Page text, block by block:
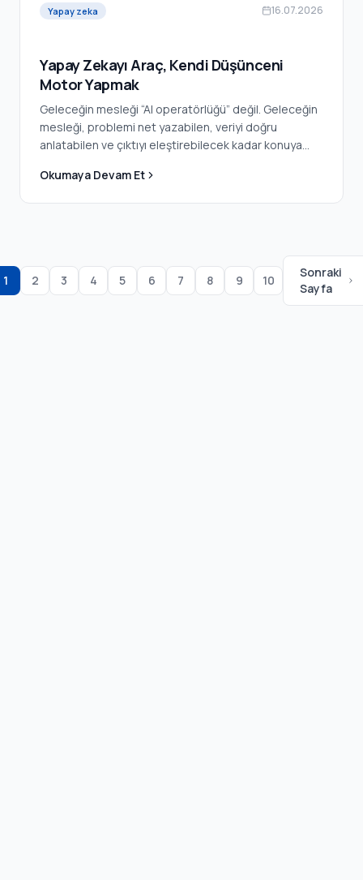
Yapay zeka 16.07.2026
Yapay Zekayı Araç, Kendi Düşünceni
Motor Yapmak
Geleceğin mesleği “AI operatörlüğü” değil. Geleceğin
mesleği, problemi net yazabilen, veriyi doğru
anlatabilen ve çıktıyı eleştirebilecek kadar konuya
Okumaya Devam Et
1 2 3 4 5 6 7 8 9 10
Sonraki
Sayfa